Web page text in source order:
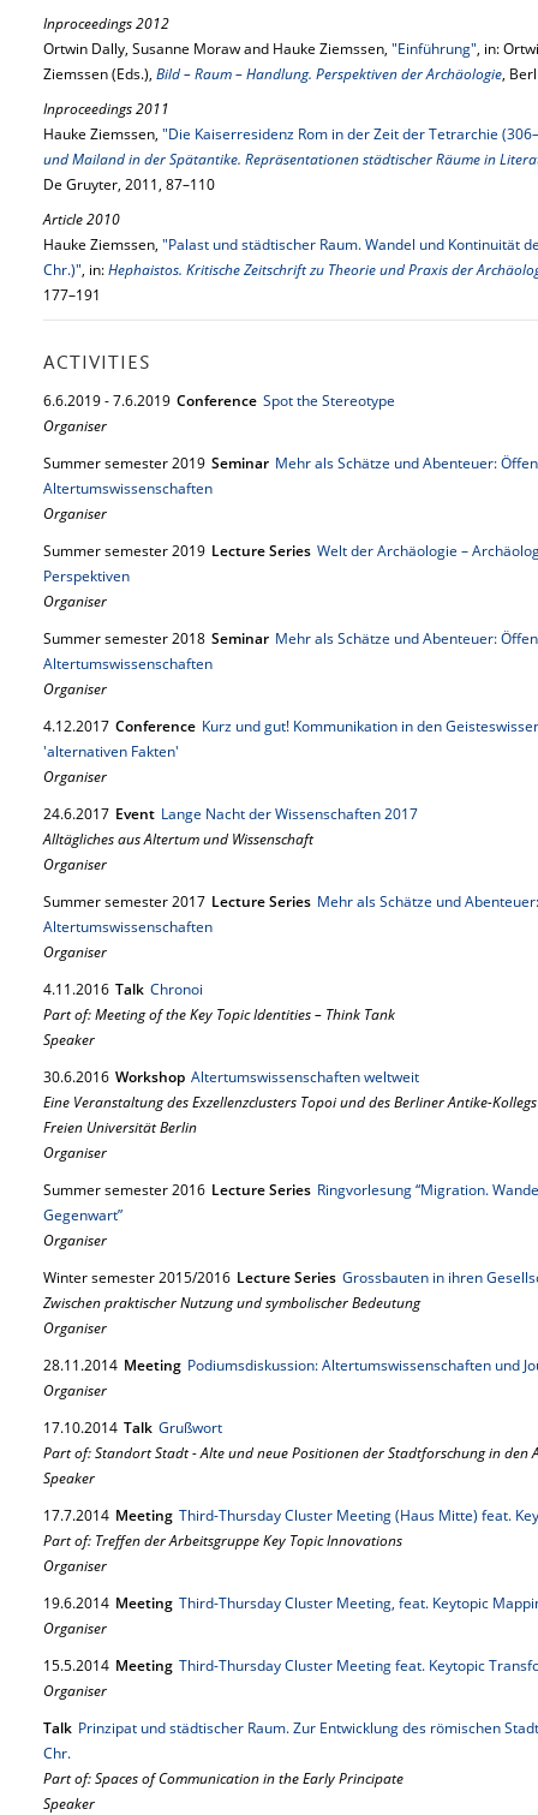
Inproceedings 2012
Ortwin Dally, Susanne Moraw and Hauke Ziemssen, "Einführung", in:
Ziemssen (Eds.), Bild – Raum – Handlung. Perspektiven der Archäologie,
Inproceedings 2011
Hauke Ziemssen, "Die Kaiserresidenz Rom in der Zeit der Tetrarchie
und Mailand in der Spätantike. Repräsentationen städtischer Räume in
De Gruyter, 2011, 87–110
Article 2010
Hauke Ziemssen, "Palast und städtischer Raum. Wandel und Kontinuität
Chr.)", in:Hephaistos. Kritische Zeitschrift zu Theorie und Praxis der
177–191
ACTIVITIES
6.6.2019-7.6.2019 Conference Spot the Stereotype
Organiser
Summer semester 2019 Seminar Mehr als Schätze und Abenteuer:
Altertumswissenschaften
Organiser
Summer semester 2019 Lecture Series Welt der Archäologie –
Perspektiven
Organiser
Summer semester 2018 Seminar Mehr als Schätze und Abenteuer:
Altertumswissenschaften
Organiser
4.12.2017 Conference Kurz und gut! Kommunikation in den
'alternativen Fakten'
Organiser
24.6.2017 Event Lange Nacht der Wissenschaften 2017
Alltägliches aus Altertum und Wissenschaft
Organiser
Summer semester 2017 Lecture Series Mehr als Schätze und
Altertumswissenschaften
Organiser
4.11.2016 Talk Chronoi
Part of: Meeting of the Key Topic Identities – Think Tank
Speaker
30.6.2016 Workshop Altertumswissenschaften weltweit
Eine Veranstaltung des Exzellenzclusters Topoi und des Berliner Antike-
Freien Universität Berlin
Organiser
Summer semester 2016 Lecture Series Ringvorlesung “Migration.
Gegenwart”
Organiser
Winter semester 2015/2016 Lecture Series Grossbauten in ihren
Zwischen praktischer Nutzung und symbolischer Bedeutung
Organiser
28.11.2014 Meeting Podiumsdiskussion: Altertumswissenschaften und
Organiser
17.10.2014 Talk Grußwort
Part of: Standort Stadt - Alte und neue Positionen der Stadtforschung in den
Speaker
17.7.2014 Meeting Third-Thursday Cluster Meeting (Haus Mitte) feat.
Part of: Treffen der Arbeitsgruppe Key Topic Innovations
Organiser
19.6.2014 Meeting Third-Thursday Cluster Meeting, feat. Keytopic
Organiser
15.5.2014 Meeting Third-Thursday Cluster Meeting feat. Keytopic
Organiser
Talk Prinzipat und städtischer Raum. Zur Entwicklung des römischen
Chr.
Part of: Spaces of Communication in the Early Principate
Speaker